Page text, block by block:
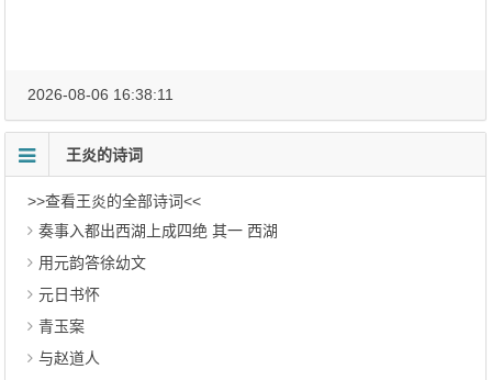
2026-08-06 16:38:11
王炎的诗词
>>查看王炎的全部诗词<<
奏事入都出西湖上成四绝 其一 西湖
用元韵答徐幼文
元日书怀
青玉案
与赵道人